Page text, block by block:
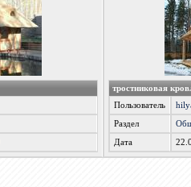
тростниковая
Пользователь
Раздел
Дата